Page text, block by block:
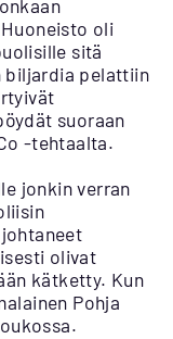
oli
sitä
biljardia pelattiin
suoraan
-tehtaalta.
jonkin verran
olivat
kätketty. Kun
Pohja